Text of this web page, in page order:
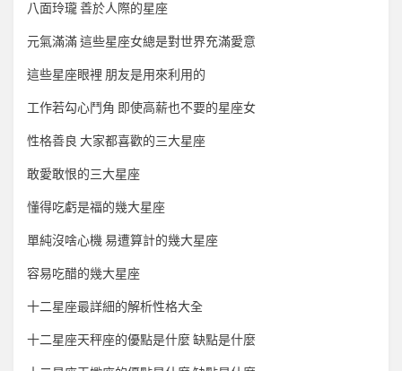
八面玲瓏 善於人際的星座
元氣滿滿 這些星座女總是對世界充滿愛意
這些星座眼裡 朋友是用來利用的
工作若勾心鬥角 即使高薪也不要的星座女
性格善良 大家都喜歡的三大星座
敢愛敢恨的三大星座
懂得吃虧是福的幾大星座
單純沒啥心機 易遭算計的幾大星座
容易吃醋的幾大星座
十二星座最詳細的解析性格大全
十二星座天秤座的優點是什麼 缺點是什麼